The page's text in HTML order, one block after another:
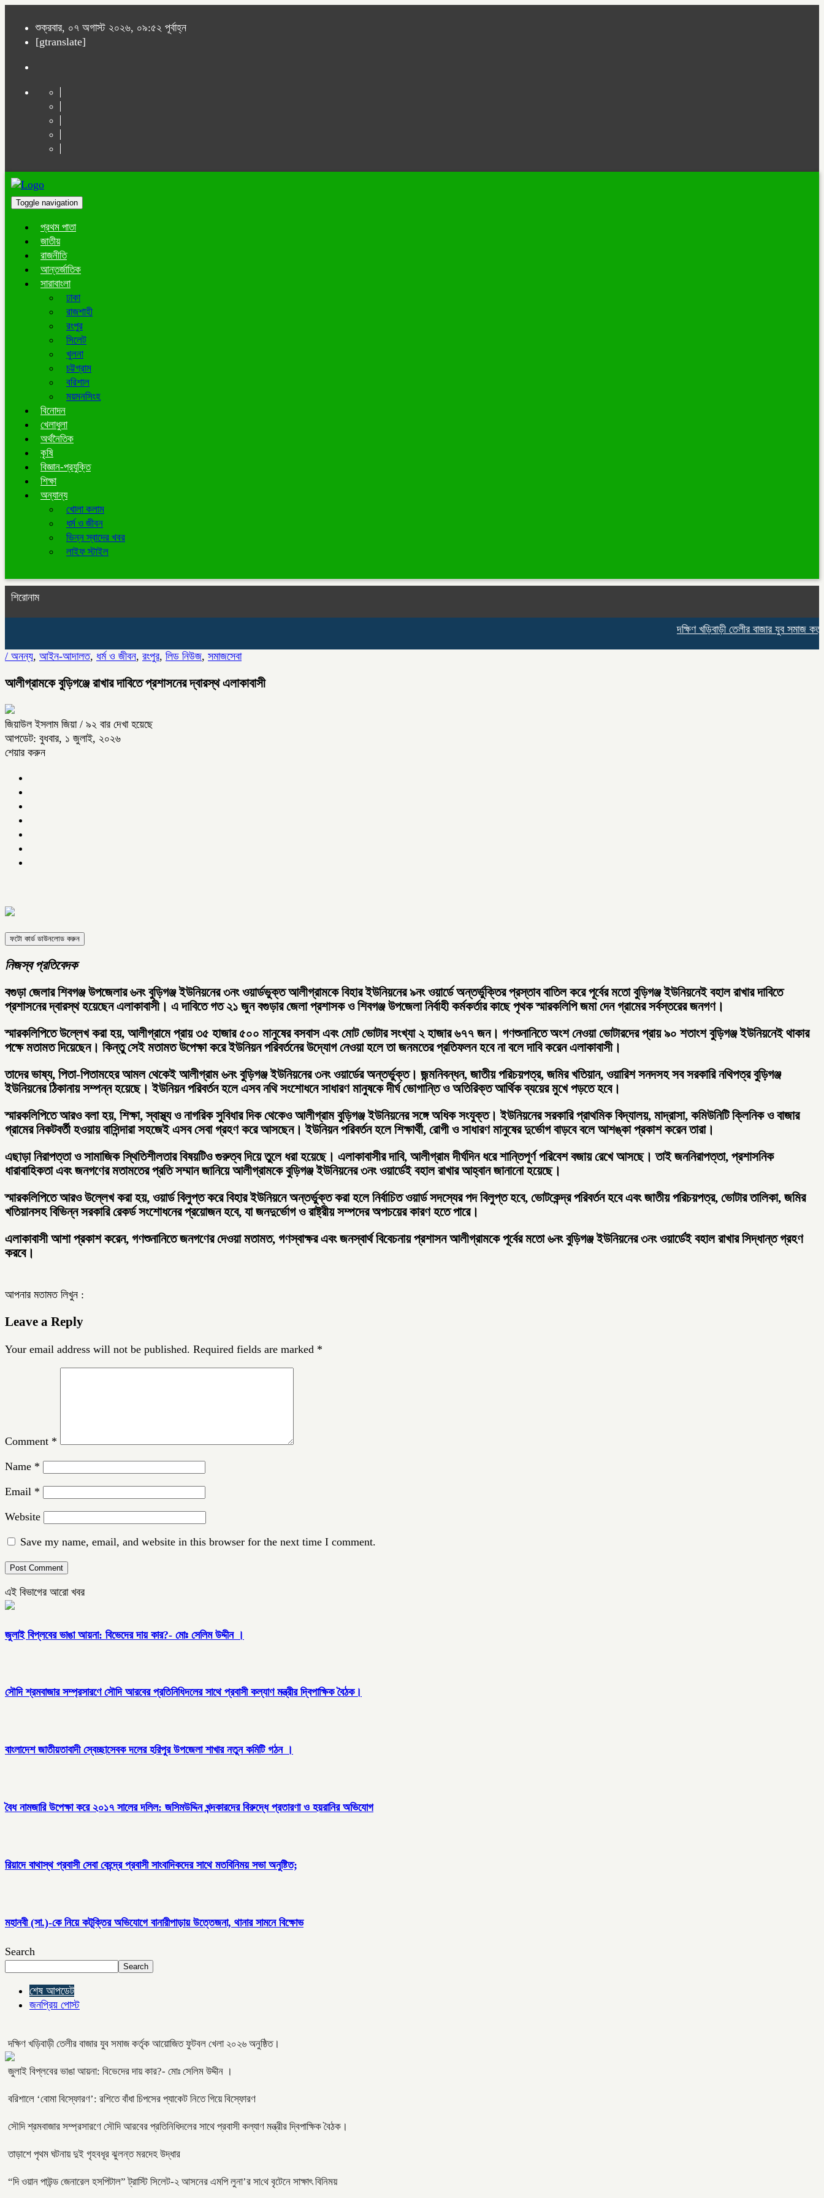
শুক্রবার, ০৭ অগাস্ট ২০২৬, ০৯:৫২ পূর্বাহ্ন
[gtranslate]
Toggle navigation
প্রথম পাতা
জাতীয়
রাজনীতি
আন্তর্জাতিক
সারাবাংলা
ঢাকা
রাজশাহী
রংপুর
সিলেট
খুলনা
চট্টগ্রাম
বরিশাল
ময়মনসিংহ
বিনোদন
খেলাধুলা
অর্থনৈতিক
কৃষি
বিজ্ঞান-প্রযুক্তি
শিক্ষা
অন্যান্য
খোলা কলাম
ধর্ম ও জীবন
ভিন্ন স্বাদের খবর
লাইফ স্টাইল
শিরোনাম
দক্ষিণ খড়িবাড়ী তেলীর বাজার যুব সমাজ কর্তৃক
/ অনন্য, আইন-আদালত, ধর্ম ও জীবন, রংপুর, লিড নিউজ, সমাজসেবা
আলীগ্রামকে বুড়িগঞ্জে রাখার দাবিতে প্রশাসনের দ্বারস্থ এলাকাবাসী
জিয়াউল ইসলাম জিয়া / ৯২ বার দেখা হয়েছে
আপডেট: বুধবার, ১ জুলাই, ২০২৬
শেয়ার করুন
ফটো কার্ড ডাউনলোড করুন
নিজস্ব প্রতিবেদক
বগুড়া জেলার শিবগঞ্জ উপজেলার ৬নং বুড়িগঞ্জ ইউনিয়নের ৩নং ওয়ার্ডভুক্ত আলীগ্রামকে বিহার ইউনিয়নের ৯নং ওয়ার্ডে অন্তর্ভুক্তির প্রস্তাব বাতিল করে পূর্বের মতো বুড়িগঞ্জ ইউনিয়নেই বহাল রাখার দাবিতে
প্রশাসনের দ্বারস্থ হয়েছেন এলাকাবাসী। এ দাবিতে গত ২১ জুন বগুড়ার জেলা প্রশাসক ও শিবগঞ্জ উপজেলা নির্বাহী কর্মকর্তার কাছে পৃথক স্মারকলিপি জমা দেন গ্রামের সর্বস্তরের জনগণ।
স্মারকলিপিতে উল্লেখ করা হয়, আলীগ্রামে প্রায় ৩৫ হাজার ৫০০ মানুষের বসবাস এবং মোট ভোটার সংখ্যা ২ হাজার ৬৭৭ জন। গণশুনানিতে অংশ নেওয়া ভোটারদের প্রায় ৯০ শতাংশ বুড়িগঞ্জ ইউনিয়নেই থাকার
পক্ষে মতামত দিয়েছেন। কিন্তু সেই মতামত উপেক্ষা করে ইউনিয়ন পরিবর্তনের উদ্যোগ নেওয়া হলে তা জনমতের প্রতিফলন হবে না বলে দাবি করেন এলাকাবাসী।
তাদের ভাষ্য, পিতা-পিতামহের আমল থেকেই আলীগ্রাম ৬নং বুড়িগঞ্জ ইউনিয়নের ৩নং ওয়ার্ডের অন্তর্ভুক্ত। জন্মনিবন্ধন, জাতীয় পরিচয়পত্র, জমির খতিয়ান, ওয়ারিশ সনদসহ সব সরকারি নথিপত্র বুড়িগঞ্জ
ইউনিয়নের ঠিকানায় সম্পন্ন হয়েছে। ইউনিয়ন পরিবর্তন হলে এসব নথি সংশোধনে সাধারণ মানুষকে দীর্ঘ ভোগান্তি ও অতিরিক্ত আর্থিক ব্যয়ের মুখে পড়তে হবে।
স্মারকলিপিতে আরও বলা হয়, শিক্ষা, স্বাস্থ্য ও নাগরিক সুবিধার দিক থেকেও আলীগ্রাম বুড়িগঞ্জ ইউনিয়নের সঙ্গে অধিক সংযুক্ত। ইউনিয়নের সরকারি প্রাথমিক বিদ্যালয়, মাদ্রাসা, কমিউনিটি ক্লিনিক ও বাজার
গ্রামের নিকটবর্তী হওয়ায় বাসিন্দারা সহজেই এসব সেবা গ্রহণ করে আসছেন। ইউনিয়ন পরিবর্তন হলে শিক্ষার্থী, রোগী ও সাধারণ মানুষের দুর্ভোগ বাড়বে বলে আশঙ্কা প্রকাশ করেন তারা।
এছাড়া নিরাপত্তা ও সামাজিক স্থিতিশীলতার বিষয়টিও গুরুত্ব দিয়ে তুলে ধরা হয়েছে। এলাকাবাসীর দাবি, আলীগ্রাম দীর্ঘদিন ধরে শান্তিপূর্ণ পরিবেশ বজায় রেখে আসছে। তাই জননিরাপত্তা, প্রশাসনিক
ধারাবাহিকতা এবং জনগণের মতামতের প্রতি সম্মান জানিয়ে আলীগ্রামকে বুড়িগঞ্জ ইউনিয়নের ৩নং ওয়ার্ডেই বহাল রাখার আহ্বান জানানো হয়েছে।
স্মারকলিপিতে আরও উল্লেখ করা হয়, ওয়ার্ড বিলুপ্ত করে বিহার ইউনিয়নে অন্তর্ভুক্ত করা হলে নির্বাচিত ওয়ার্ড সদস্যের পদ বিলুপ্ত হবে, ভোটকেন্দ্র পরিবর্তন হবে এবং জাতীয় পরিচয়পত্র, ভোটার তালিকা, জমির
খতিয়ানসহ বিভিন্ন সরকারি রেকর্ড সংশোধনের প্রয়োজন হবে, যা জনদুর্ভোগ ও রাষ্ট্রীয় সম্পদের অপচয়ের কারণ হতে পারে।
এলাকাবাসী আশা প্রকাশ করেন, গণশুনানিতে জনগণের দেওয়া মতামত, গণস্বাক্ষর এবং জনস্বার্থ বিবেচনায় প্রশাসন আলীগ্রামকে পূর্বের মতো ৬নং বুড়িগঞ্জ ইউনিয়নের ৩নং ওয়ার্ডেই বহাল রাখার সিদ্ধান্ত গ্রহণ
করবে।
আপনার মতামত লিখুন :
Leave a Reply
Your email address will not be published. Required fields are marked *
Comment *
Name *
Email *
Website
Save my name, email, and website in this browser for the next time I comment.
এই বিভাগের আরো খবর
জুলাই বিপ্লবের ভাঙা আয়না: বিভেদের দায় কার?- মোঃ সেলিম উদ্দীন ।
সৌদি শ্রমবাজার সম্প্রসারণে সৌদি আরবের প্রতিনিধিদলের সাথে প্রবাসী কল্যাণ মন্ত্রীর দ্বিপাক্ষিক বৈঠক।
বাংলাদেশ জাতীয়তাবাদী স্বেচ্ছাসেবক দলের হরিপুর উপজেলা শাখার নতুন কমিটি গঠন ।
বৈধ নামজারি উপেক্ষা করে ২০১৭ সালের দলিল: জসিমউদ্দিন খন্দকারদের বিরুদ্ধে প্রতারণা ও হয়রানির অভিযোগ
রিয়াদে বাথাস্থ প্রবাসী সেবা কেন্দ্রে প্রবাসী সাংবাদিকদের সাথে মতবিনিময় সভা অনুষ্টিত;
মহানবী (সা.)-কে নিয়ে কটূক্তির অভিযোগে বানারীপাড়ায় উত্তেজনা, থানার সামনে বিক্ষোভ
Search
Search
শেষ আপডেট
জনপ্রিয় পোস্ট
দক্ষিণ খড়িবাড়ী তেলীর বাজার যুব সমাজ কর্তৃক আয়োজিত ফুটবল খেলা ২০২৬ অনুষ্ঠিত।
জুলাই বিপ্লবের ভাঙা আয়না: বিভেদের দায় কার?- মোঃ সেলিম উদ্দীন ।
বরিশালে ‘বোমা বিস্ফোরণ’: রশিতে বাঁধা চিপসের প্যাকেট নিতে গিয়ে বিস্ফোরণ
সৌদি শ্রমবাজার সম্প্রসারণে সৌদি আরবের প্রতিনিধিদলের সাথে প্রবাসী কল্যাণ মন্ত্রীর দ্বিপাক্ষিক বৈঠক।
তাড়াশে পৃথম ঘটনায় দুই গৃহবধূর ঝুলন্ত মরদেহ উদ্ধার
“দি ওয়ান পাউন্ড জেনারেল হসপিটাল” ট্রাস্টি সিলেট-২ আসনের এমপি লুনা’র সা‌থে বৃটেনে সাক্ষাৎ বিনিময়